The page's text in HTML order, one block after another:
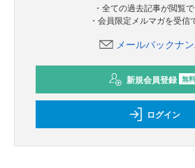
・全ての過去記事が閲覧
・会員限定メルマガを受信
メールバックナ
新規会員登録 無料
ログイン